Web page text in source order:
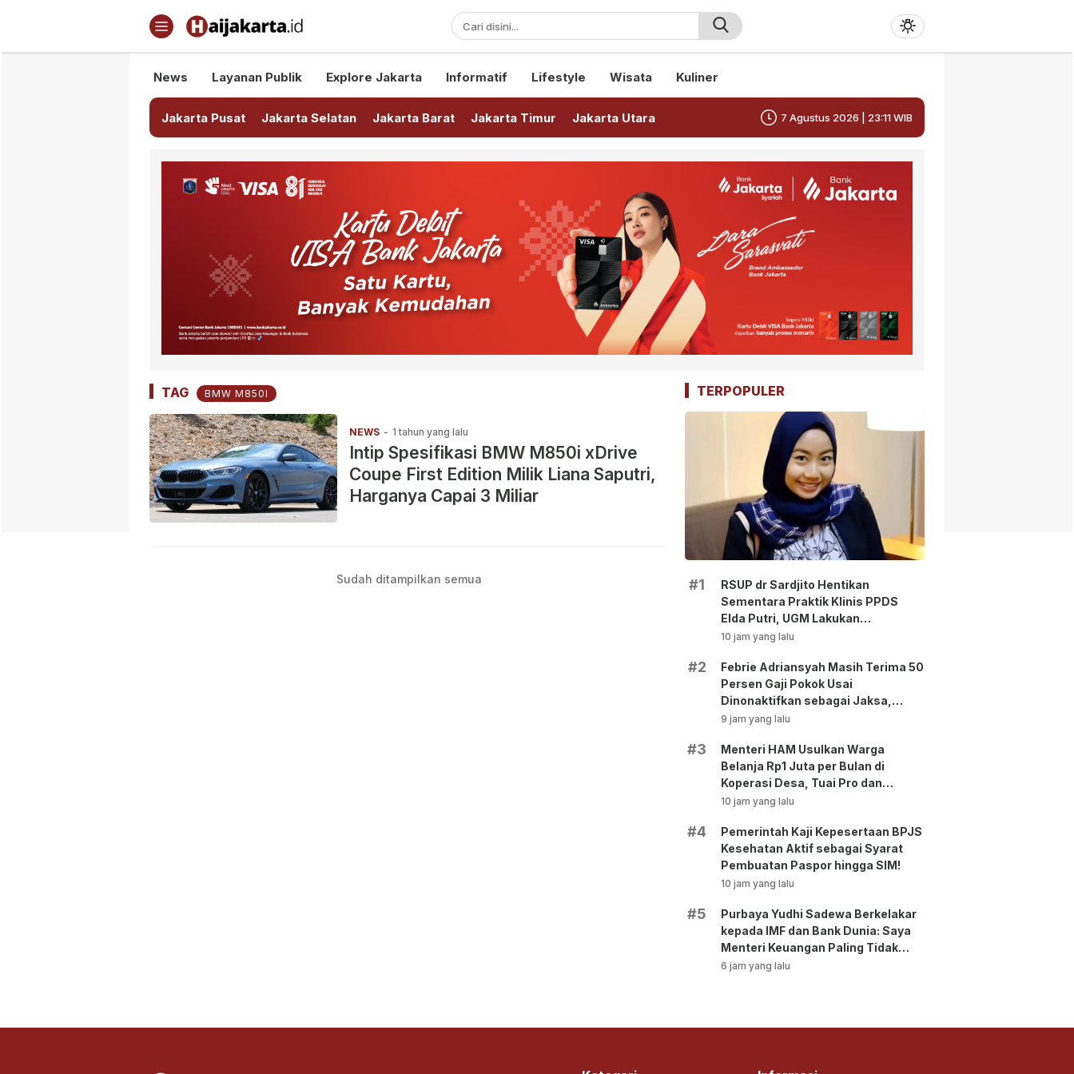
Haijakarta.id
Semua Tentang Jakarta Ada Disini!
News Layanan Publik Explore Jakarta Informatif Lifestyle Wisata Kuliner
Jakarta Pusat Jakarta Selatan Jakarta Barat Jakarta Timur Jakarta Utara 7 Agustus 2026 | 23:11 WIB
TAG BMW M850I
NEWS - 1 tahun yang lalu
Intip Spesifikasi BMW M850i xDrive
Coupe First Edition Milik Liana Saputri,
Harganya Capai 3 Miliar
Sudah ditampilkan semua
TERPOPULER
#1
RSUP dr Sardjito Hentikan
Sementara Praktik Klinis PPDS
Elda Putri, UGM Lakukan
Investigasi!
10 jam yang lalu
#2
Febrie Adriansyah Masih Terima 50
Persen Gaji Pokok Usai
Dinonaktifkan sebagai Jaksa,
Tunjangan ASN Dihentikan!
9 jam yang lalu
#3
Menteri HAM Usulkan Warga
Belanja Rp1 Juta per Bulan di
Koperasi Desa, Tuai Pro dan
Kontra!
10 jam yang lalu
#4
Pemerintah Kaji Kepesertaan BPJS
Kesehatan Aktif sebagai Syarat
Pembuatan Paspor hingga SIM!
10 jam yang lalu
#5
Purbaya Yudhi Sadewa Berkelakar
kepada IMF dan Bank Dunia: Saya
Menteri Keuangan Paling Tidak
Beruntung di Dunia!
6 jam yang lalu